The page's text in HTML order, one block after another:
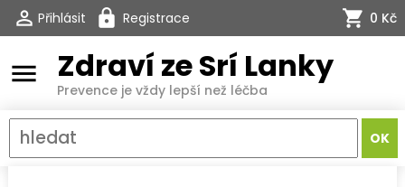
Přihlásit Registrace 0 Kč
menu Zdraví ze Srí Lanky
Prevence je vždy lepší než léčba